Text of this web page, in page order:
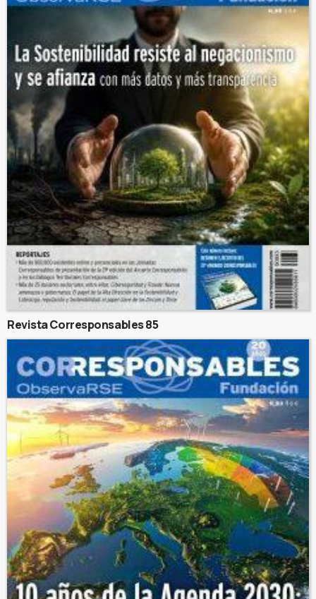
Revista Corresponsables 85